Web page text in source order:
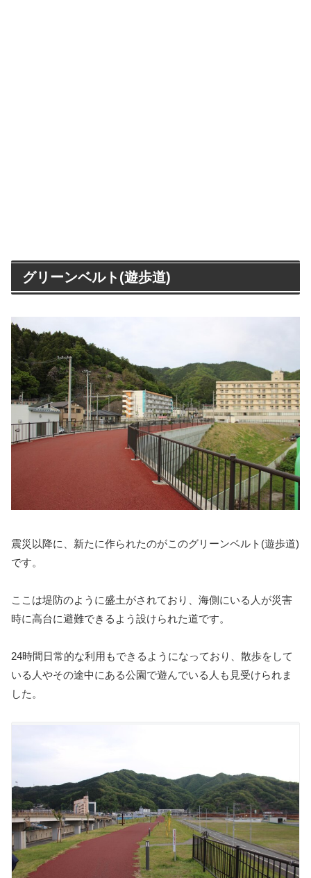
グリーンベルト(遊歩道)
震災以降に、新たに作られたのがこのグリーンベルト(遊歩道)
です。
ここは堤防のように盛土がされており、海側にいる人が災害
時に高台に避難できるよう設けられた道です。
24時間日常的な利用もできるようになっており、散歩をして
いる人やその途中にある公園で遊んでいる人も見受けられま
した。